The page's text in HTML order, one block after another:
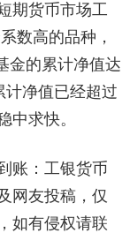
期货币市场工
数高的品种，
金的累计净值达
计净值已经超过
中求快。
账：工银货币
网友投稿，仅
如有侵权请联